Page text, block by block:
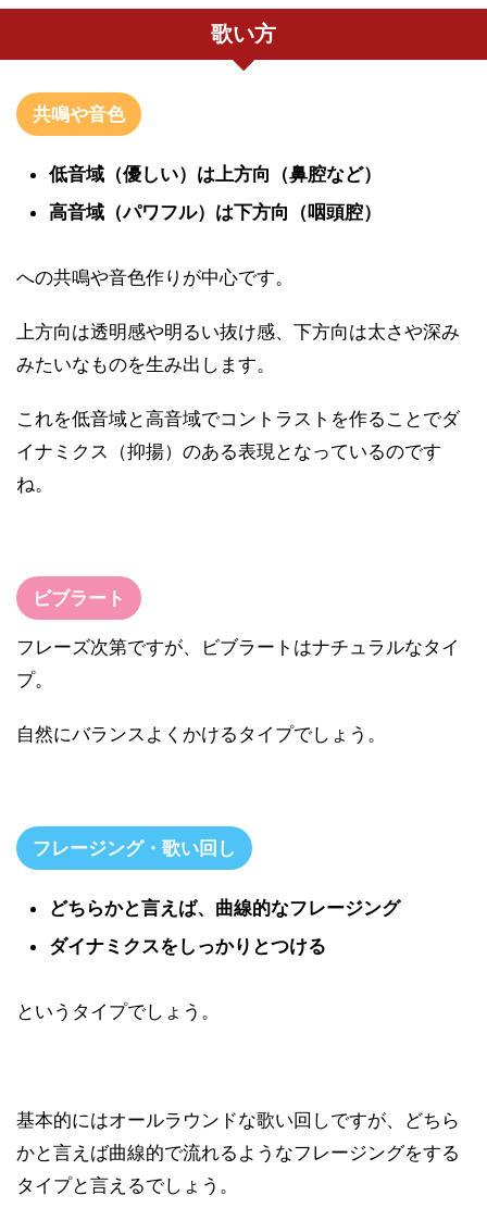
歌い方
共鳴や音色
低音域（優しい）は上方向（鼻腔など）
高音域（パワフル）は下方向（咽頭腔）
への共鳴や音色作りが中心です。
上方向は透明感や明るい抜け感、下方向は太さや深み
みたいなものを生み出します。
これを低音域と高音域でコントラストを作ることでダ
イナミクス（抑揚）のある表現となっているのです
ね。
ビブラート
フレーズ次第ですが、ビブラートはナチュラルなタイ
プ。
自然にバランスよくかけるタイプでしょう。
フレージング・歌い回し
どちらかと言えば、曲線的なフレージング
ダイナミクスをしっかりとつける
というタイプでしょう。
基本的にはオールラウンドな歌い回しですが、どちら
かと言えば曲線的で流れるようなフレージングをする
タイプと言えるでしょう。